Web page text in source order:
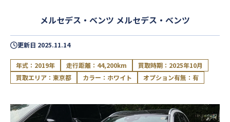
メルセデス・ベンツ メルセデス・ベンツ
更新日 2025.11.14
年式：2019年 走行距離：44,200km
買取時期：2025年10月
買取エリア：東京都
カラー：ホワイト オプション有無：有